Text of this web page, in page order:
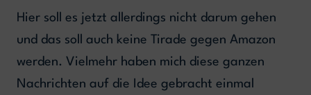
Hier soll es jetzt allerdings nicht darum gehen
und das soll auch keine Tirade gegen Amazon
werden. Vielmehr haben mich diese ganzen
Nachrichten auf die Idee gebracht einmal